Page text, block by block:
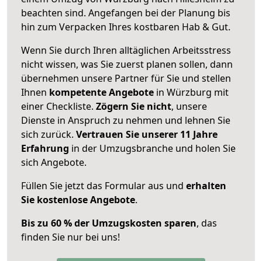
beachten sind. Angefangen bei der Planung bis
hin zum Verpacken Ihres kostbaren Hab & Gut.
Wenn Sie durch Ihren alltäglichen Arbeitsstress
nicht wissen, was Sie zuerst planen sollen, dann
übernehmen unsere Partner für Sie und stellen
Ihnen kompetente Angebote in Würzburg mit
einer Checkliste. Zögern Sie nicht, unsere
Dienste in Anspruch zu nehmen und lehnen Sie
sich zurück. Vertrauen Sie unserer 11 Jahre
Erfahrung in der Umzugsbranche und holen Sie
sich Angebote.
Füllen Sie jetzt das Formular aus und erhalten
Sie kostenlose Angebote.
Bis zu 60 % der Umzugskosten sparen, das
finden Sie nur bei uns!